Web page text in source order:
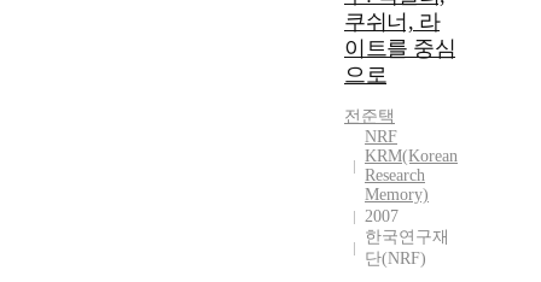
쿠쉬너, 라
이트를 중심
으로
전준택
NRF
KRM(Korean
Research
Memory)
2007
한국연구재
단(NRF)